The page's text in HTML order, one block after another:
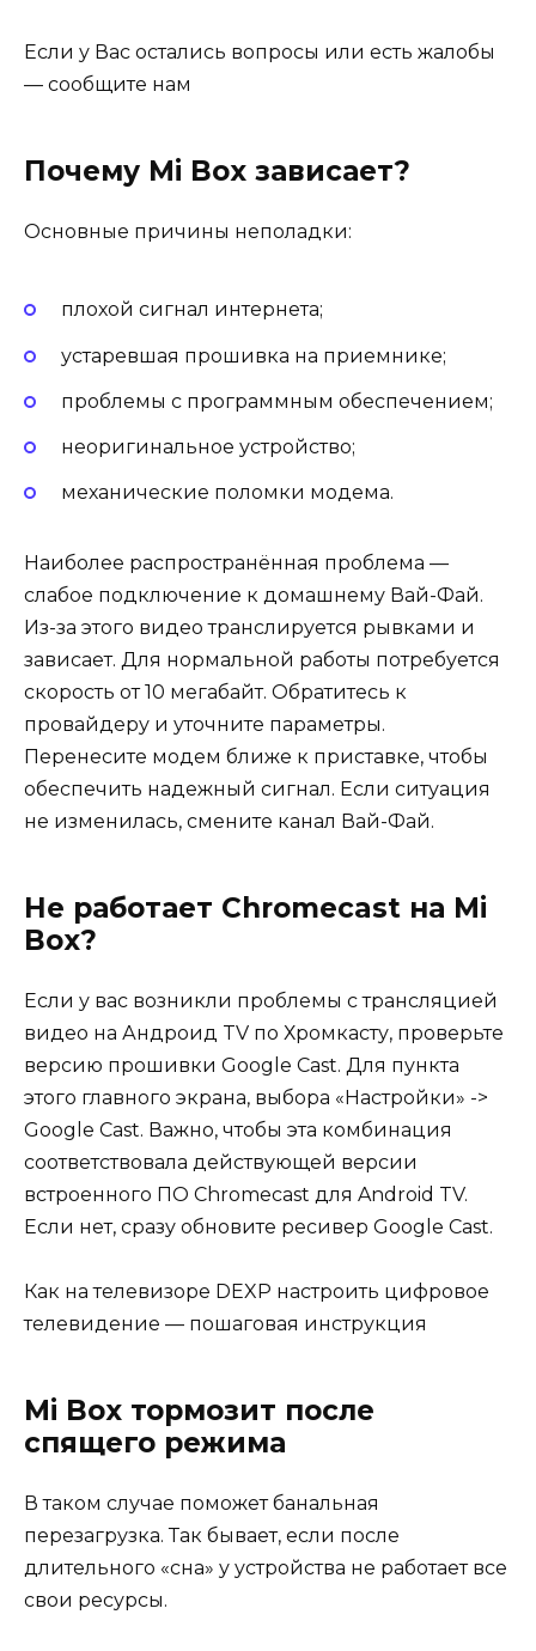
Если у Вас остались вопросы или есть жалобы
— сообщите нам
Почему Mi Box зависает?
Основные причины неполадки:
плохой сигнал интернета;
устаревшая прошивка на приемнике;
проблемы с программным обеспечением;
неоригинальное устройство;
механические поломки модема.
Наиболее распространённая проблема —
слабое подключение к домашнему Вай-Фай.
Из-за этого видео транслируется рывками и
зависает. Для нормальной работы потребуется
скорость от 10 мегабайт. Обратитесь к
провайдеру и уточните параметры.
Перенесите модем ближе к приставке, чтобы
обеспечить надежный сигнал. Если ситуация
не изменилась, смените канал Вай-Фай.
Не работает Chromecast на Mi
Box?
Если у вас возникли проблемы с трансляцией
видео на Андроид TV по Хромкасту, проверьте
версию прошивки Google Cast. Для пункта
этого главного экрана, выбора «Настройки» ->
Google Cast. Важно, чтобы эта комбинация
соответствовала действующей версии
встроенного ПО Chromecast для Android TV.
Если нет, сразу обновите ресивер Google Cast.
Как на телевизоре DEXP настроить цифровое
телевидение — пошаговая инструкция
Mi Box тормозит после
спящего режима
В таком случае поможет банальная
перезагрузка. Так бывает, если после
длительного «сна» у устройства не работает все
свои ресурсы.